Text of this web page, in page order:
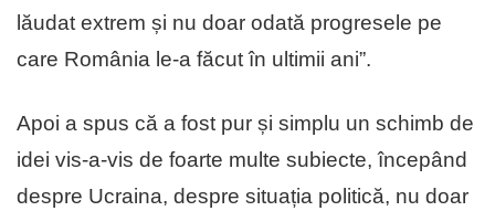
lăudat extrem și nu doar odată progresele pe
care România le-a făcut în ultimii ani”.
Apoi a spus că a fost pur și simplu un schimb de
idei vis-a-vis de foarte multe subiecte, începând
despre Ucraina, despre situația politică, nu doar